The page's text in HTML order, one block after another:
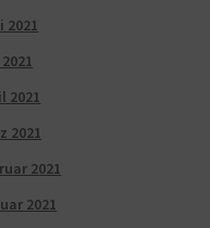
2021
2021
2021
2021
2021